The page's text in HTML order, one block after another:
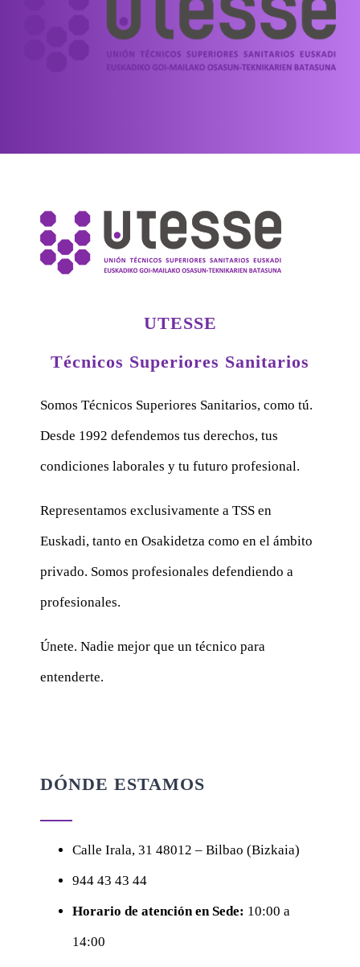
UTESSE
Técnicos Superiores Sanitarios
Somos Técnicos Superiores Sanitarios, como tú.
Desde 1992 defendemos tus derechos, tus
condiciones laborales y tu futuro profesional.
Representamos exclusivamente a TSS en
Euskadi, tanto en Osakidetza como en el ámbito
privado. Somos profesionales defendiendo a
profesionales.
Únete. Nadie mejor que un técnico para
entenderte.
DÓNDE ESTAMOS
Calle Irala, 31 48012 – Bilbao (Bizkaia)
944 43 43 44
Horario de atención en Sede: 10:00 a
14:00